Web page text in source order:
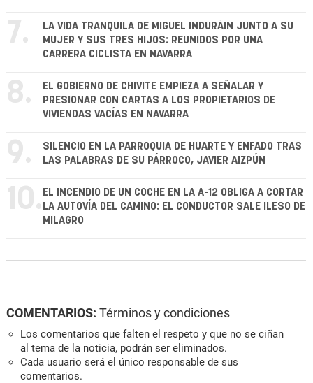
7.
LA VIDA TRANQUILA DE MIGUEL INDURÁIN JUNTO A SU
MUJER Y SUS TRES HIJOS: REUNIDOS POR UNA
CARRERA CICLISTA EN NAVARRA
8.
EL GOBIERNO DE CHIVITE EMPIEZA A SEÑALAR Y
PRESIONAR CON CARTAS A LOS PROPIETARIOS DE
VIVIENDAS VACÍAS EN NAVARRA
9.
SILENCIO EN LA PARROQUIA DE HUARTE Y ENFADO TRAS
LAS PALABRAS DE SU PÁRROCO, JAVIER AIZPÚN
10. EL INCENDIO DE UN COCHE EN LA A-12 OBLIGA A CORTAR
LA AUTOVÍA DEL CAMINO: EL CONDUCTOR SALE ILESO DE
MILAGRO
COMENTARIOS: Términos y condiciones
Los comentarios que falten el respeto y que no se ciñan
al tema de la noticia, podrán ser eliminados.
Cada usuario será el único responsable de sus
comentarios.